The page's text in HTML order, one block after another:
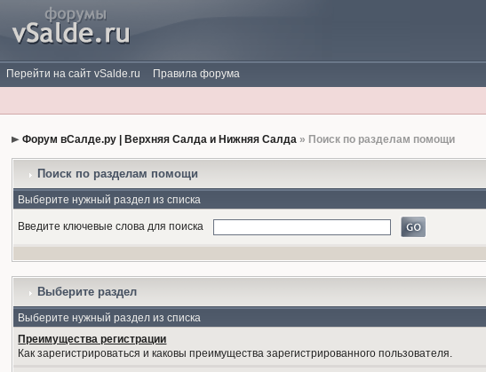
Перейти на сайт vSalde.ru Правила форума
Форум вСалде.ру | Верхняя Салда и Нижняя Салда » Поиск по разделам помощи
Поиск по разделам помощи
Выберите нужный раздел из списка
Введите ключевые слова для поиска
Выберите раздел
Выберите нужный раздел из списка
Преимущества регистрации
Как зарегистрироваться и каковы преимущества зарегистрированного пользователя.